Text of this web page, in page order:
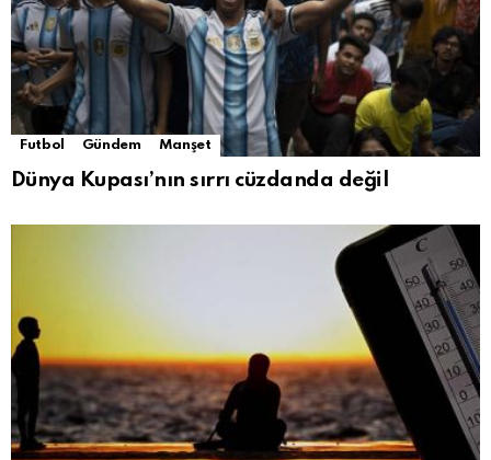
Futbol Gündem Manşet
Dünya Kupası’nın sırrı cüzdanda değil